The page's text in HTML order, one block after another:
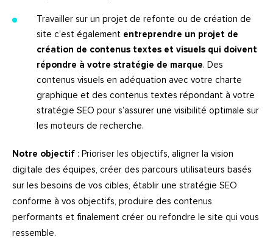
Travailler sur un projet de refonte ou de création de
site c’est également entreprendre un projet de
création de contenus textes et visuels qui doivent
répondre à votre stratégie de marque. Des
contenus visuels en adéquation avec votre charte
graphique et des contenus textes répondant à votre
stratégie SEO pour s’assurer une visibilité optimale sur
les moteurs de recherche.
Notre objectif : Prioriser les objectifs, aligner la vision
digitale des équipes, créer des parcours utilisateurs basés
sur les besoins de vos cibles, établir une stratégie SEO
conforme à vos objectifs, produire des contenus
performants et finalement créer ou refondre le site qui vous
ressemble.